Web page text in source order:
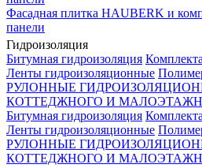
Фасадная плитка HAUBERK и
панели
Гидроизоляция
Битумная гидроизоляция
Ленты гидроизоляционные
РУЛОННЫЕ
КОТТЕДЖНОГО И
Битумная гидроизоляция
Ленты гидроизоляционные
РУЛОННЫЕ
КОТТЕДЖНОГО И